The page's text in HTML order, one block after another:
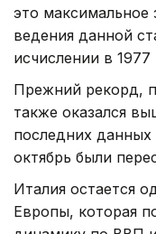
это максимальное
ведения данной
исчислении в 1977
Прежний рекорд,
также оказался
последних
октябрь были
Италия остается
Европы, которая